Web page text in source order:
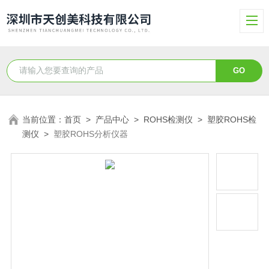
当前位置：首页 > 产品中心 > ROHS检测仪 > 塑胶ROHS检
测仪 > 塑胶ROHS分析仪器